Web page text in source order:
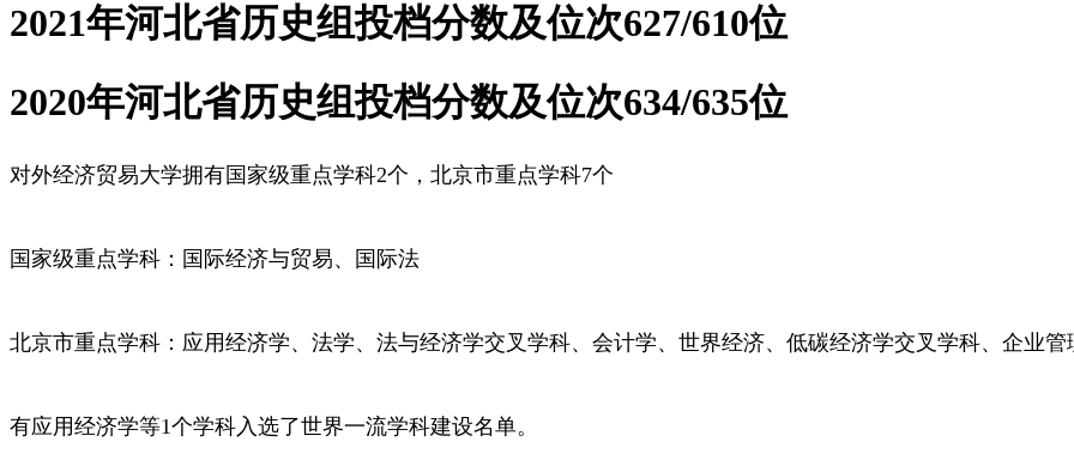
2021年河北省历史组投档分数及位次627/610位
2020年河北省历史组投档分数及位次634/635位
对外经济贸易大学拥有国家级重点学科2个，北京市重点学科7个
国家级重点学科：国际经济与贸易、国际法
北京市重点学科：应用经济学、法学、法与经济学交叉学科、会计学、世界经济、低碳经济学交叉学科、企业管
有应用经济学等1个学科入选了世界一流学科建设名单。